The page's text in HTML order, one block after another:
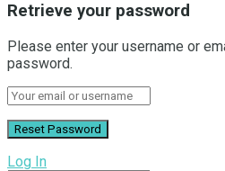
Retrieve your password
Please enter your username or
password.
Log In